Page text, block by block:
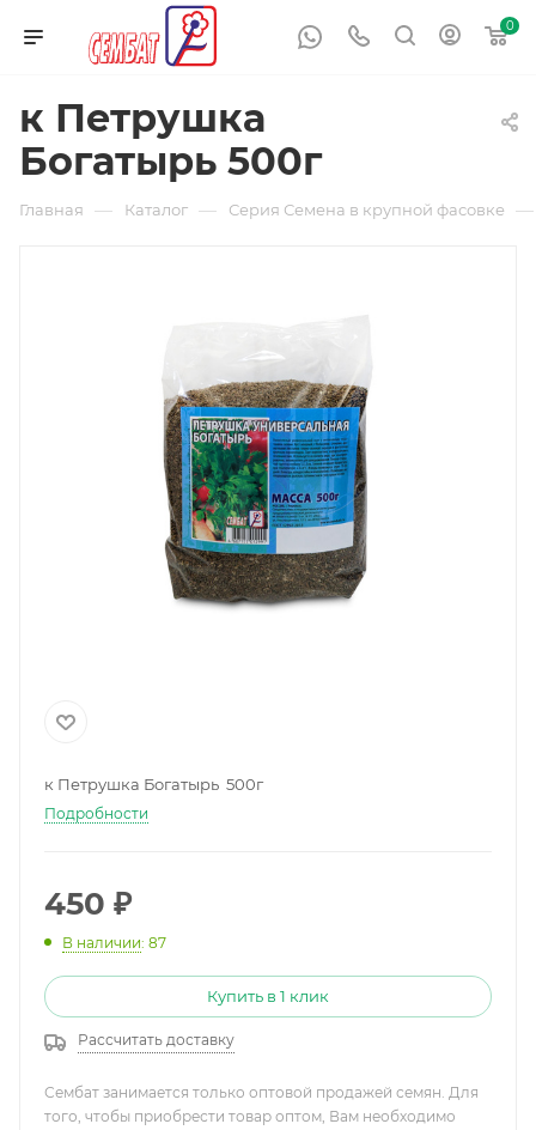
0
к Петрушка
Богатырь 500г
Главная — Каталог — Серия Семена в крупной фасовке —
к Петрушка Богатырь 500г
Подробности
450 ₽
В наличии: 87
Купить в 1 клик
Рассчитать доставку
Сембат занимается только оптовой продажей семян. Для
того, чтобы приобрести товар оптом, Вам необходимо